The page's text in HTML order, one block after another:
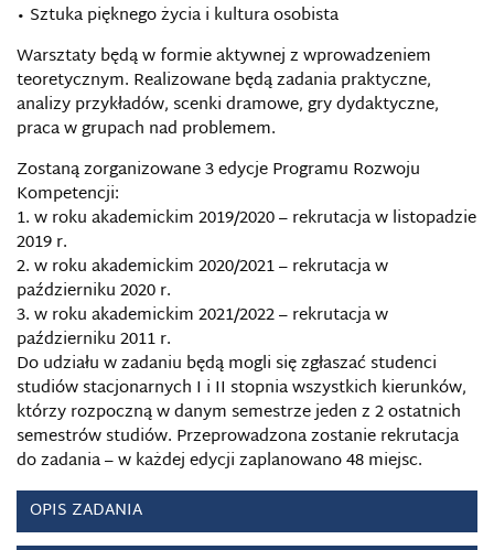
• Sztuka pięknego życia i kultura osobista
Warsztaty będą w formie aktywnej z wprowadzeniem
teoretycznym. Realizowane będą zadania praktyczne,
analizy przykładów, scenki dramowe, gry dydaktyczne,
praca w grupach nad problemem.
Zostaną zorganizowane 3 edycje Programu Rozwoju
Kompetencji:
1. w roku akademickim 2019/2020 – rekrutacja w listopadzie
2019 r.
2. w roku akademickim 2020/2021 – rekrutacja w
październiku 2020 r.
3. w roku akademickim 2021/2022 – rekrutacja w
październiku 2011 r.
Do udziału w zadaniu będą mogli się zgłaszać studenci
studiów stacjonarnych I i II stopnia wszystkich kierunków,
którzy rozpoczną w danym semestrze jeden z 2 ostatnich
semestrów studiów. Przeprowadzona zostanie rekrutacja
do zadania – w każdej edycji zaplanowano 48 miejsc.
OPIS ZADANIA